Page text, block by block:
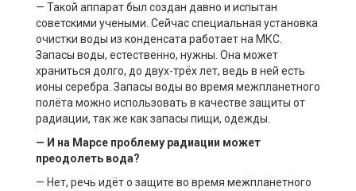
— Такой аппарат был создан давно и испытан
советскими учеными. Сейчас специальная установка
очистки воды из конденсата работает на МКС.
Запасы воды, естественно, нужны. Она может
храниться долго, до двух-трёх лет, ведь в ней есть
ионы серебра. Запасы воды во время межпланетного
полёта можно использовать в качестве защиты от
радиации, так же как запасы пищи, одежды.
— И на Марсе проблему радиации может
преодолеть вода?
— Нет, речь идёт о защите во время межпланетного